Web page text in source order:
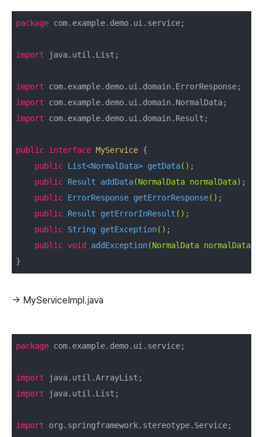
package com.example.demo.ui.service;
import java.util.List;
import
import
import com.example.demo.ui.domain.Result;
public interface MyService {
public List<NormalData> getData() ;
public Result addData(NormalData normalData) ;
public ErrorResponse getErrorResponse() ;
public Result getErrorInResult () ;
public String getException() ;
public void addException(NormalData normalData)
}
→ MyServiceImpl.java
package com.example.demo.ui.service;
import
import java.util.List;
import org.springframework.stereotype.Service;